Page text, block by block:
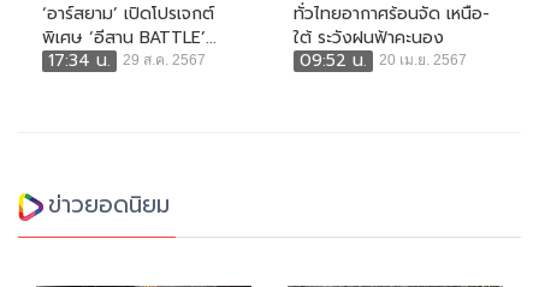
‘อาร์สยาม’ เปิดโปรเจกต์
พิเศษ ‘อีสาน BATTLE’...
17:34 น.
29 ส.ค. 2567
ทั่วไทยอากาศร้อนจัด เหนือ-
ใต้ ระวังฝนฟ้าคะนอง
09:52 น.
20 เม.ย. 2567
ข่าวยอดนิยม